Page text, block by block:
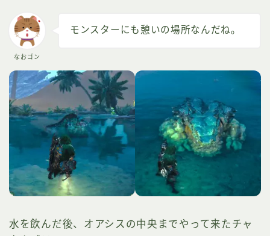
なおゴン
モンスターにも憩いの場所なんだね。
水を飲んだ後、オアシスの中央までやって来たチャ